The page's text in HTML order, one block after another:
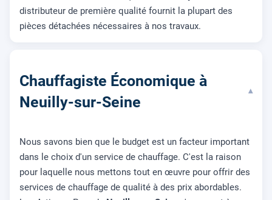
distributeur de première qualité fournit la plupart des
pièces détachées nécessaires à nos travaux.
Chauffagiste Économique à
Neuilly-sur-Seine
▾
Nous savons bien que le budget est un facteur important
dans le choix d'un service de chauffage. C'est la raison
pour laquelle nous mettons tout en œuvre pour offrir des
services de chauffage de qualité à des prix abordables.